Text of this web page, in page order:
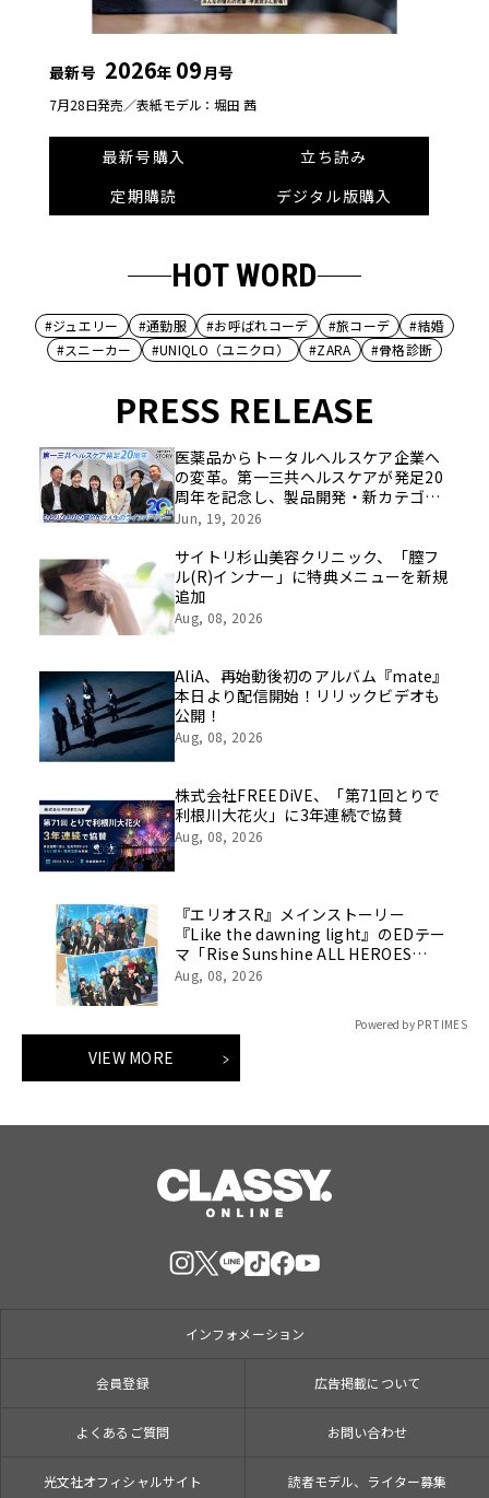
最新号 2026年 09月号
7月28日発売／表紙モデル：堀田 茜
最新号購入
立ち読み
定期購読
デジタル版購入
HOT WORD
#ジュエリー #通勤服 #お呼ばれコーデ #旅コーデ
#結婚
#スニーカー
#UNIQLO（ユニクロ） #ZARA #骨格診断
PRESS RELEASE
医薬品からトータルヘルスケア企業へ
の変革。第一三共ヘルスケアが発足20
周年を記念し、製品開発・新カテゴリ
挑戦の舞台や旧社統合時のエピソード
像を公開！
Jun, 19, 2026
サイトリ杉山美容クリニック、「膣フ
ル(R)インナー」に特典メニューを新規
追加
Aug, 08, 2026
AliA、再始動後初のアルバム『mate』
本日より配信開始！リリックビデオも
公開！
Aug, 08, 2026
株式会社FREEDiVE、「第71回とりで
利根川大花火」に3年連続で協賛
Aug, 08, 2026
『エリオスR』メインストーリー
『Like the dawning light』のEDテー
マ「Rise Sunshine ALL HEROES
Ver.」がフルサイズ配信決定！
Aug, 08, 2026
Powered by PR TIMES
VIEW MORE
インフォメーション
会員登録 広告掲載について
よくあるご質問 お問い合わせ
光文社オフィシャルサイト 読者モデル、ライター募集